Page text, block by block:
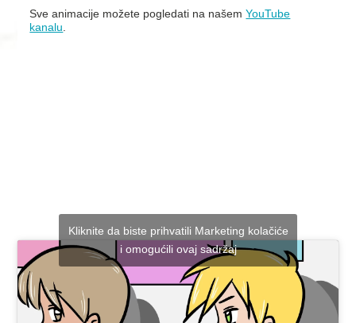
Sve animacije možete pogledati na našemYouTube
kanalu
Kliknite da biste prihvatili Marketing kolačiće
i omogućili ovaj sadržaj